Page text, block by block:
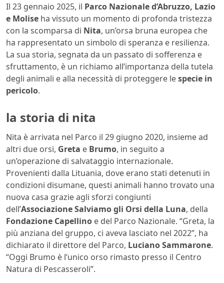
Il 23 gennaio 2025, il Parco Nazionale d’Abruzzo, Lazio
e Molise ha vissuto un momento di profonda tristezza
con la scomparsa di Nita, un’orsa bruna europea che
ha rappresentato un simbolo di speranza e resilienza.
La sua storia, segnata da un passato di sofferenza e
sfruttamento, è un richiamo all’importanza della tutela
degli animali e alla necessità di proteggere lespecie in
pericolo.
la storia di nita
Nita è arrivata nel Parco il 29 giugno 2020, insieme ad
altri due orsi, Greta e Brumo, in seguito a
un’operazione di salvataggio internazionale.
Provenienti dalla Lituania, dove erano stati detenuti in
condizioni disumane, questi animali hanno trovato una
nuova casa grazie agli sforzi congiunti
dell’Associazione Salviamo gli Orsi della Luna, della
Fondazione Capellino e del Parco Nazionale. “Greta, la
più anziana del gruppo, ci aveva lasciato nel 2022”, ha
dichiarato il direttore del Parco, Luciano Sammarone.
“Oggi Brumo è l’unico orso rimasto presso il Centro
Natura di Pescasseroli”.